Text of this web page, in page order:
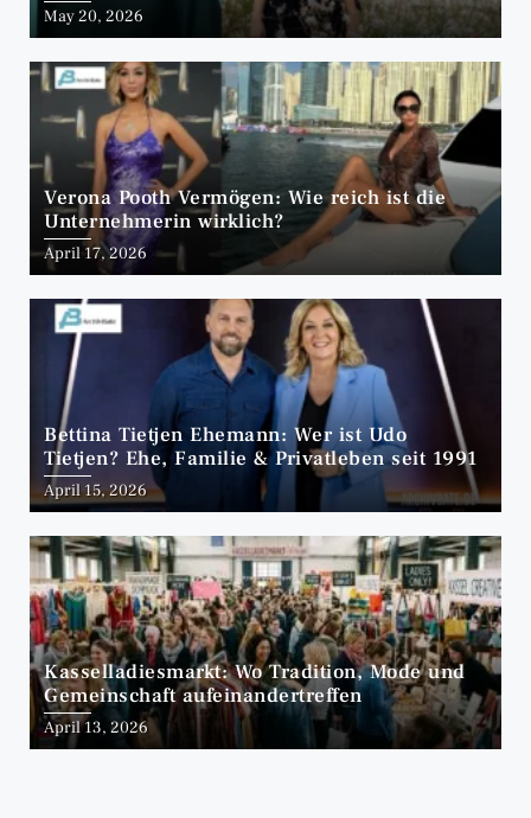
May 20, 2026
Verona Pooth Vermögen: Wie reich ist die
Unternehmerin wirklich?
April 17, 2026
Bettina Tietjen Ehemann: Wer ist Udo
Tietjen? Ehe, Familie & Privatleben seit 1991
April 15, 2026
Kasselladiesmarkt: Wo Tradition, Mode und
Gemeinschaft aufeinandertreffen
April 13, 2026